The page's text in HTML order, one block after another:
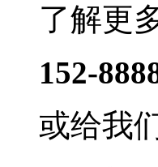
了解更
152-
或给我